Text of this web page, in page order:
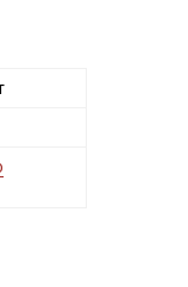
на узкие